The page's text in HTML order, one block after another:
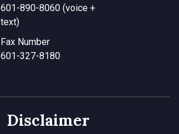
601-890-8060 (voice +
text)
Fax Number
601-327-8180
Disclaimer